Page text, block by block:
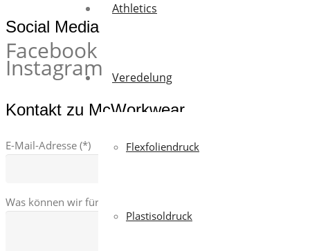
Athletics
Veredelung
Flexfoliendruck
Plastisoldruck
Social Media
Facebook
Instagram
Kontakt zu McWorkwear
E-Mail-Adresse (*)
Was können wir für dich tun ?